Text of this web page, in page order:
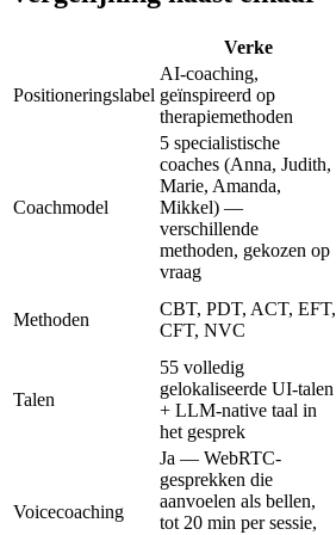
Verke
Positioneringslabel
AI-coaching,
geïnspireerd op
therapiemethoden
Coachmodel
5 specialistische
coaches (Anna, Judith,
Marie, Amanda,
Mikkel) —
verschillende
methoden, gekozen op
vraag
Methoden
CBT, PDT, ACT, EFT,
CFT, NVC
Talen
55 volledig
gelokaliseerde UI-talen
+ LLM-native taal in
het gesprek
Voicecoaching
Ja — WebRTC-
gesprekken die
aanvoelen als bellen,
tot 20 min per sessie,